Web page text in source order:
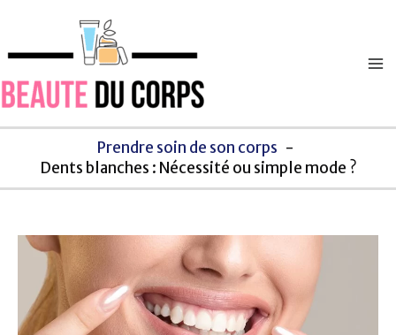
contenu
Prendre soin de son corps
Dents blanches : Nécessité ou simple mode ?
articles